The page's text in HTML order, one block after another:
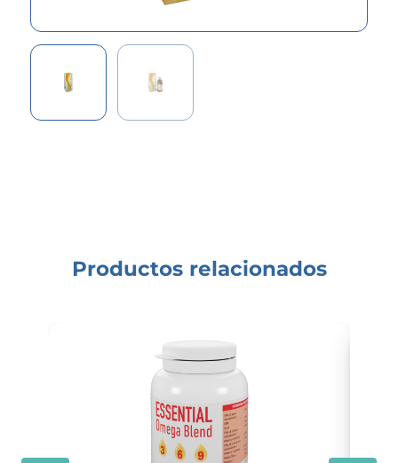
Productos relacionados